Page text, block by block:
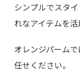
シンプルでスタ
れなアイテムを
オレンジパーム
任せください。